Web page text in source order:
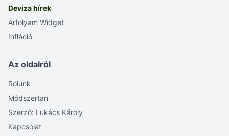
Deviza hírek
Árfolyam Widget
Infláció
Az oldalról
Rólunk
Módszertan
Szerző: Lukács Károly
Kapcsolat